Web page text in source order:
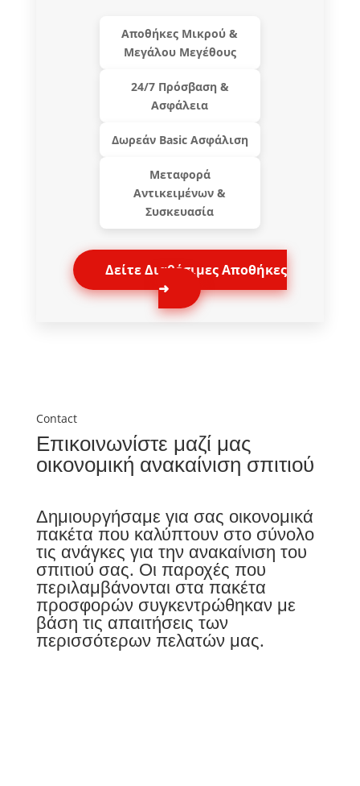
Αποθήκες Μικρού &
Μεγάλου Μεγέθους
24/7 Πρόσβαση &
Ασφάλεια
Δωρεάν Basic Ασφάλιση
Μεταφορά
Αντικειμένων &
Συσκευασία
Δείτε Διαθέσιμες Αποθήκες
➜
Contact
Επικοινωνίστε μαζί μας
οικονομική ανακαίνιση σπιτιού
Δημιουργήσαμε για σας οικονομικά
πακέτα που καλύπτουν στο σύνολο
τις ανάγκες για την ανακαίνιση του
σπιτιού σας. Οι παροχές που
περιλαμβάνονται στα πακέτα
προσφορών συγκεντρώθηκαν με
βάση τις απαιτήσεις των
περισσότερων πελατών μας.